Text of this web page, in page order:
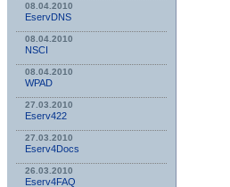
08.04.2010
EservDNS
08.04.2010
NSСI
08.04.2010
WPAD
27.03.2010
Eserv422
27.03.2010
Eserv4Docs
26.03.2010
Eserv4FAQ